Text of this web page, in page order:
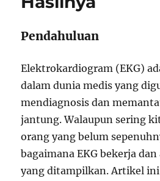
Pendahuluan
Elektrokardiogram (EKG)
dalam dunia medis yang
mendiagnosis dan
jantung. Walaupun sering
orang yang belum
bagaimana EKG bekerja
yang ditampilkan. Artikel